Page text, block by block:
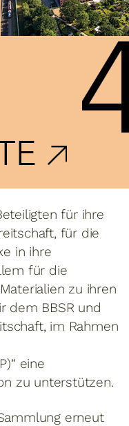
für ihre
für die
in ihre
für die
zu ihren
dem BBSR und
im Rahmen
eine
zu unterstützen.
erneut